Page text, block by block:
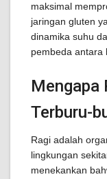
maksimal
jaringan gluten
dinamika suhu
pembeda antara
Mengapa
Terburu-
Ragi adalah
lingkungan
menekankan